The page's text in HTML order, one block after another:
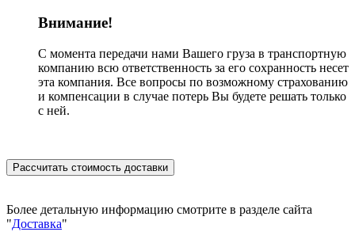
Внимание!
С момента передачи нами Вашего груза в транспортную
компанию всю ответственность за его сохранность несет
эта компания. Все вопросы по возможному страхованию
и компенсации в случае потерь Вы будете решать только
с ней.
Рассчитать стоимость доставки
Более детальную информацию смотрите в разделе сайта
"Доставка"